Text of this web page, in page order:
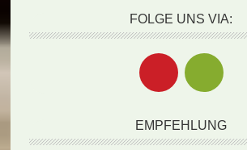
FOLGE UNS VIA:
EMPFEHLUNG